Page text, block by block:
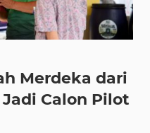
Merdeka dari
Calon Pilot